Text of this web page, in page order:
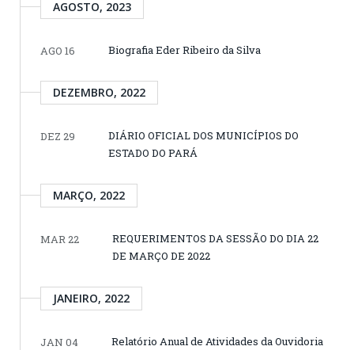
AGOSTO, 2023
AGO 16 Biografia Eder Ribeiro da Silva
DEZEMBRO, 2022
DEZ 29
DIÁRIO OFICIAL DOS MUNICÍPIOS DO
ESTADO DO PARÁ
MARÇO, 2022
MAR 22
REQUERIMENTOS DA SESSÃO DO DIA 22
DE MARÇO DE 2022
JANEIRO, 2022
JAN 04
Relatório Anual de Atividades da Ouvidoria